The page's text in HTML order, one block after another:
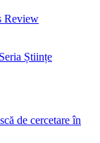
Review
Științe
de cercetare în